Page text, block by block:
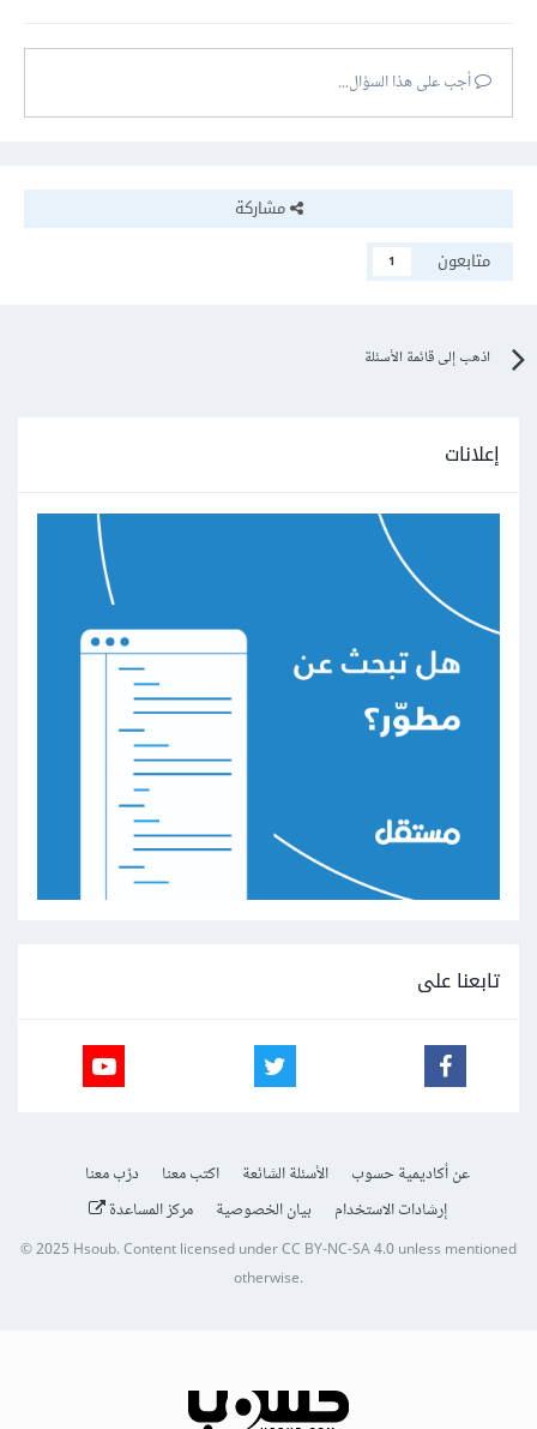
أجب على هذا السؤال...
مشاركة
متابعون
1
اذهب إلى قائمة الأسئلة
إعلانات
تابعنا على
عن أكاديمية حسوب الأسئلة الشائعة اكتب معنا
درّب معنا
إرشادات الاستخدام
بيان الخصوصية مركز المساعدة
© 2025Hsoub.Content licensed underCC BY-NC-SA 4.0unless mentioned
otherwise.